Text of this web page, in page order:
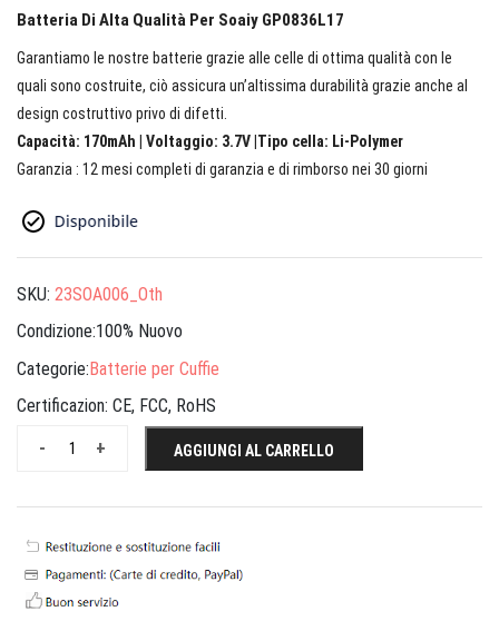
Batteria Di Alta Qualità Per Soaiy GP0836L17
Garantiamo le nostre batterie grazie alle celle di ottima qualità con le
quali sono costruite, ciò assicura un’altissima durabilità grazie anche al
design costruttivo privo di difetti.
Capacità: 170mAh | Voltaggio: 3.7V |Tipo cella: Li-Polymer
Garanzia : 12 mesi completi di garanzia e di rimborso nei 30 giorni
SKU: 23SOA006_Oth
Condizione:100% Nuovo
Categorie:Batterie per Cuffie
Certificazion: CE, FCC, RoHS
+
- AGGIUNGI AL CARRELLO